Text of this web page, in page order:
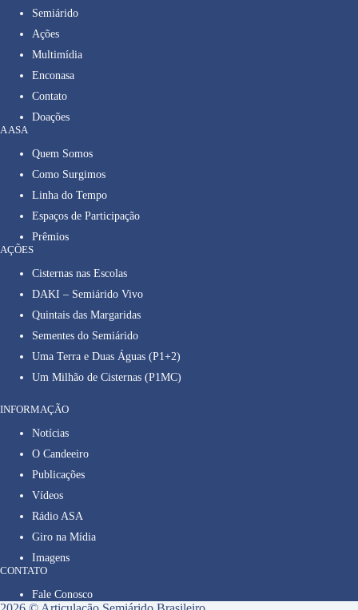
Semiárido
Ações
Multimídia
Enconasa
Contato
Doações
A ASA
Quem Somos
Como Surgimos
Linha do Tempo
Espaços de Participação
Prêmios
AÇÕES
Cisternas nas Escolas
DAKI – Semiárido Vivo
Quintais das Margaridas
Sementes do Semiárido
Uma Terra e Duas Águas (P1+2)
Um Milhão de Cisternas (P1MC)
INFORMAÇÃO
Notícias
O Candeeiro
Publicações
Vídeos
Rádio ASA
Giro na Mídia
Imagens
CONTATO
Fale Conosco